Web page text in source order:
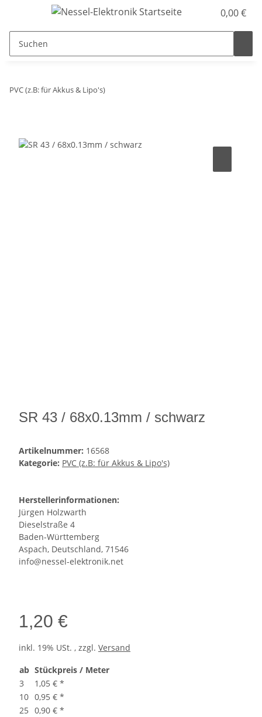
0,00 €
PVC (z.B: für Akkus & Lipo's)
SR 43 / 68x0.13mm / schwarz
Artikelnummer: 16568
Kategorie: PVC (z.B: für Akkus & Lipo's)
Herstellerinformationen:
Jürgen Holzwarth
Dieselstraße 4
Baden-Württemberg
Aspach, Deutschland, 71546
info@nessel-elektronik.net
1,20 €
inkl. 19% USt. , zzgl. Versand
ab Stückpreis / Meter
3
1,05 € *
10 0,95 € *
25 0,90 € *